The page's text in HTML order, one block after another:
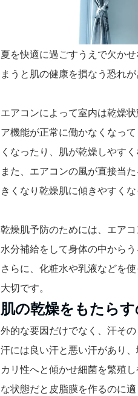
夏を快適に過ごすうえで欠か
まうと肌の健康を損なう恐れが
エアコンによって室内は乾燥
ア機能が正常に働かなくなっ
くなったり、肌が乾燥しやすく
また、エアコンの風が直接当
きくなり乾燥肌に傾きやすくな
乾燥肌予防のためには、エア
水分補給をして身体の中から
さらに、化粧水や乳液などを
大切です。
肌の乾燥をもたら
外的な要因だけでなく、汗その
汗には良い汗と悪い汗があり
カリ性へと傾かせ細菌を繁殖
な状態だと皮脂膜を作るのに